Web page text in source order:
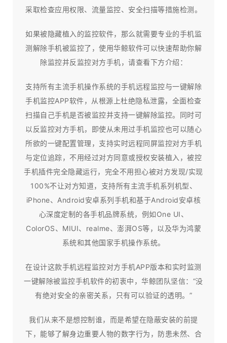
采取检查应用权限、流量监控、安全扫描等措施检测‌。
如果被隐藏植入的监控软件，那么就需要专业的手机监
测解除手机被监控了，使用华鲸软件可以快速帮助你解
除监控并反监控对方手机，请查看下方介绍：
支持所有主流手机操作系统的手机远程监控与一键解除
手机监控APP软件，从根源上杜绝隐私泄露，全面检查
扫描自己手机是否被监控并支持一键解除监控。同时可
以反监控对方手机，即使从未用过手机监控也可以随心
所欲的一键配置管理，支持实时远程同屏监控对方手机
与定位追踪，不用经过对方同意或授权安装植入，被控
手机插件完全隐藏运行，完全不用担心被对方发现/实现
100%不让对方知道，支持所有主流手机系列机型、
iPhone、Android安卓系列手机和基于Android安卓核
心深度定制的各手机品牌系统，例如One UI、
ColorOS、MIUI、realme、澎湃OS等，以及华为鸿蒙
系统和其他国家手机操作系统。
在设计这款手机远程监控对方手机APP版本和实时监测
一键解除被监控手机软件的初衷中，华鲸团队坚信：“没
有绝对安全的亲密关系，只有可以验证的透明。”
我们从来不是想控制谁，而是希望在隐蔽安装的前提
下，能够了解身边重要人物的数字行为，防患未然、合